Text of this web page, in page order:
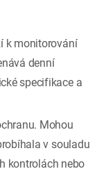
k monitorování
denní
specifikace a
Mohou
v souladu
kontrolách nebo